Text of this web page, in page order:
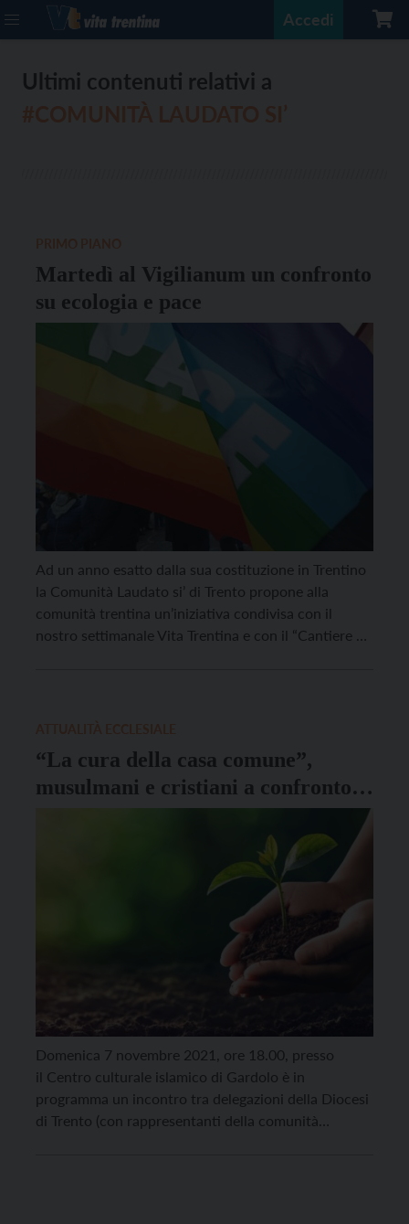
Accedi
Ultimi contenuti relativi a
Martedì al Vigilianum un confronto
su ecologia e pace
Ad un anno esatto dalla sua costituzione in Trentino
la Comunità Laudato si’ di Trento propone alla
comunità trentina un’iniziativa condivisa con il
nostro settimanale Vita Trentina e con il “Cantiere di
“La cura della casa comune”,
musulmani e cristiani a confronto
Domenica 7 novembre 2021, ore 18.00, presso
il Centro culturale islamico di Gardolo è in
programma un incontro tra delegazioni della Diocesi
di Trento (con rappresentanti della comunità